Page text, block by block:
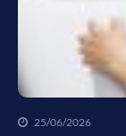
25/06/2026